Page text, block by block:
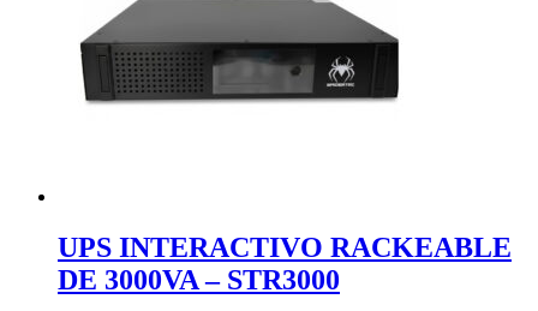
UPS INTERACTIVO RACKEABLE
DE 3000VA – STR3000